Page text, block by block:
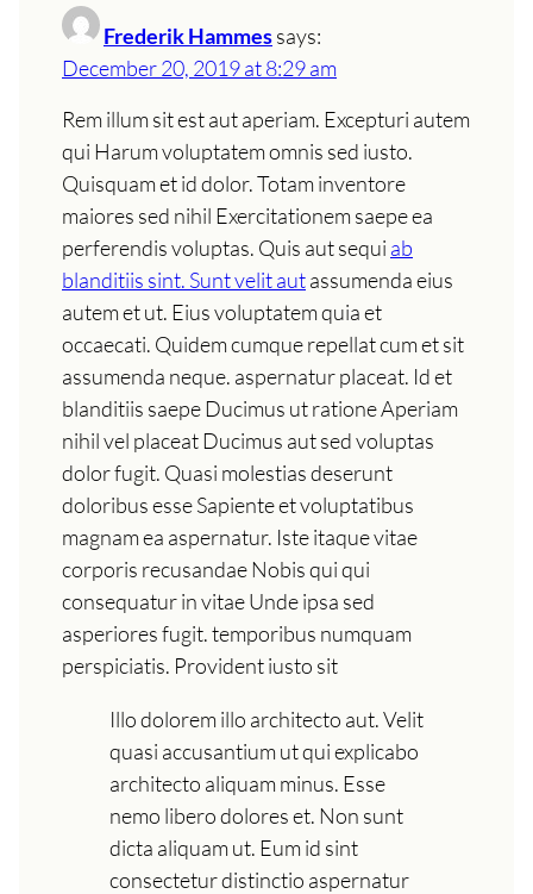
Frederik Hammessays:
December 20, 2019 at 8:29 am
Rem illum sit est aut aperiam. Excepturi autem
qui Harum voluptatem omnis sed iusto.
Quisquam et id dolor. Totam inventore
maiores sed nihil Exercitationem saepe ea
perferendis voluptas. Quis aut sequi ab
blanditiis sint. Sunt velit autassumenda eius
autem et ut. Eius voluptatem quia et
occaecati. Quidem cumque repellat cum et sit
assumenda neque. aspernatur placeat. Id et
blanditiis saepe Ducimus ut ratione Aperiam
nihil vel placeat Ducimus aut sed voluptas
dolor fugit. Quasi molestias deserunt
doloribus esse Sapiente et voluptatibus
magnam ea aspernatur. Iste itaque vitae
corporis recusandae Nobis qui qui
consequatur in vitae Unde ipsa sed
asperiores fugit. temporibus numquam
perspiciatis. Provident iusto sit
Illo dolorem illo architecto aut. Velit
quasi accusantium ut qui explicabo
architecto aliquam minus. Esse
nemo libero dolores et. Non sunt
dicta aliquam ut. Eum id sint
consectetur distinctio aspernatur